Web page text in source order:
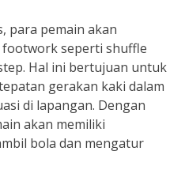
para pemain akan
seperti shuffle
Hal ini bertujuan untuk
gerakan kaki dalam
di lapangan. Dengan
akan memiliki
bola dan mengatur